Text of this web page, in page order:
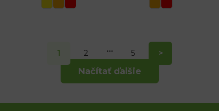
Načítať ďalšie
1 2 … 5 >